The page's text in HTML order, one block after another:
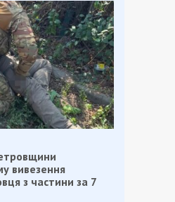
вивезення
з частини за 7